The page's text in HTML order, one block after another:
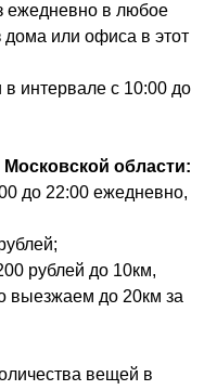
ежедневно в любое
дома или офиса в этот
интервале с 10:00 до
области:
до 22:00 ежедневно,
рублей до 10км,
выезжаем до 20км за
вещей в